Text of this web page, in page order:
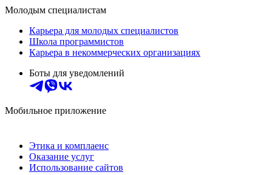
Молодым специалистам
Карьера для молодых специалистов
Школа программистов
Карьера в некоммерческих организациях
Боты для уведомлений
Мобильное приложение
Этика и комплаенс
Оказание услуг
Использование сайтов